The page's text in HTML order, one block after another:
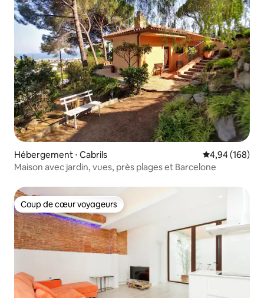
Hébergement ⋅ Cabrils Évaluation
4,94 (168)
Maison avec jardin, vues, près plages et Barcelone
Coup de cœur voyageurs
Coup de cœur voyageurs